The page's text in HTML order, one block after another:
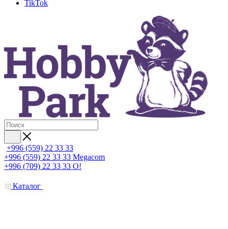
TikTok
+996 (559) 22 33 33
+996 (559) 22 33 33 Megacom
+996 (709) 22 33 33 O!
Каталог